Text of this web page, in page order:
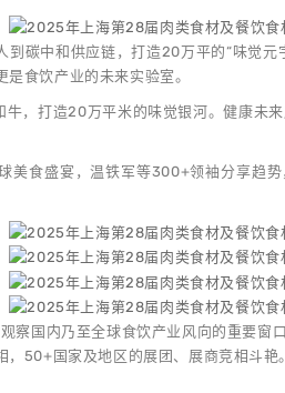
碳中和供应链，打造20万平的“味觉元
食饮产业的未来实验室。
，打造20万平米的味觉银河。健康未
食盛宴，温铁军等300+领袖分享趋势
察国内乃至全球食饮产业风向的重要窗
50+国家及地区的展团、展商竞相斗艳。